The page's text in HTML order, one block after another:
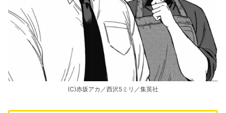
(C)赤坂アカ／西沢5ミリ／集英社